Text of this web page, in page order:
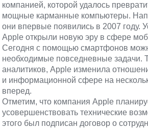
компанией, которой удалось
мощные карманные компьютеры.
они впервые появились в 2007 году.
Apple открыли новую эру в сфере
Сегодня с помощью смартфонов
необходимые повседневные задачи.
аналитиков,Apple изменила
и информационной сфере на
вперед.
Отметим, что компанияApple
усовершенствовать технические
этого был подписан договор о